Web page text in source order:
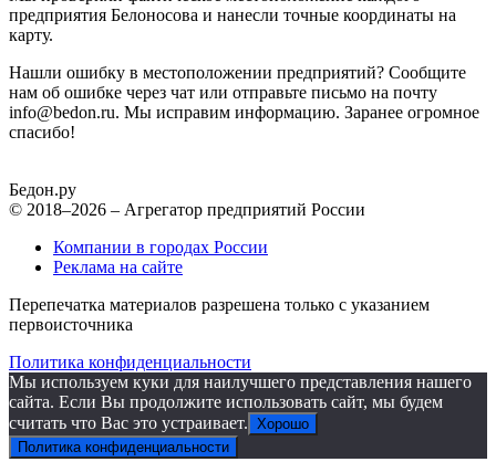
предприятия Белоносова и нанесли точные координаты на
карту.
Нашли ошибку в местоположении предприятий? Сообщите
нам об ошибке через чат или отправьте письмо на почту
info@bedon.ru. Мы исправим информацию. Заранее огромное
спасибо!
Бедон.ру
© 2018–2026 – Агрегатор предприятий России
Компании в городах России
Реклама на сайте
Перепечатка материалов разрешена только с указанием
первоисточника
Политика конфиденциальности
Мы используем куки для наилучшего представления нашего
сайта. Если Вы продолжите использовать сайт, мы будем
считать что Вас это устраивает. Хорошо
Политика конфиденциальности